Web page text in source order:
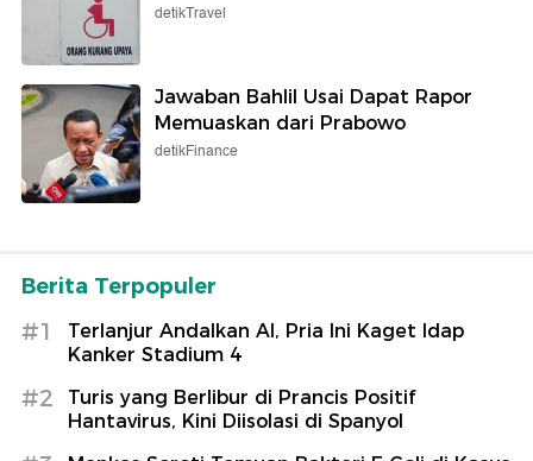
detikTravel
Jawaban Bahlil Usai Dapat Rapor
Memuaskan dari Prabowo
detikFinance
Berita Terpopuler
#1
Terlanjur Andalkan AI, Pria Ini Kaget Idap
Kanker Stadium 4
#2
Turis yang Berlibur di Prancis Positif
Hantavirus, Kini Diisolasi di Spanyol